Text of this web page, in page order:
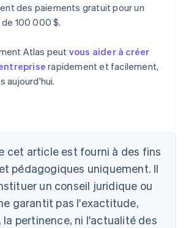
des paiements gratuit pour un
100 000 $.
Atlas peut vous aider à créer
rapidement et facilement,
aujourd'hui.
cet article est fourni à des fins
pédagogiques uniquement. Il
un conseil juridique ou
garantit pas l'exactitude,
la pertinence, ni l'actualité des
DeutschEnglish